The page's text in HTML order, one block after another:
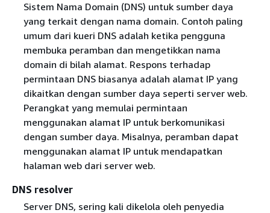
Sistem Nama Domain (DNS) untuk sumber daya
yang terkait dengan nama domain. Contoh paling
umum dari kueri DNS adalah ketika pengguna
membuka peramban dan mengetikkan nama
domain di bilah alamat. Respons terhadap
permintaan DNS biasanya adalah alamat IP yang
dikaitkan dengan sumber daya seperti server web.
Perangkat yang memulai permintaan
menggunakan alamat IP untuk berkomunikasi
dengan sumber daya. Misalnya, peramban dapat
menggunakan alamat IP untuk mendapatkan
halaman web dari server web.
DNS resolver
Server DNS, sering kali dikelola oleh penyedia